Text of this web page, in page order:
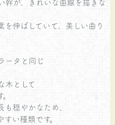
幹が、きれいな曲線を描きな
伸ばしていて、美しい曲り
ータと同じ
木として
穏やかなため、
い種類です。